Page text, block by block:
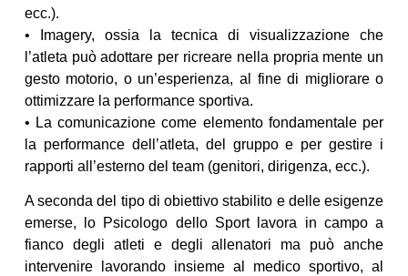
ecc.).
• Imagery, ossia la tecnica di visualizzazione che
l’atleta può adottare per ricreare nella propria mente un
gesto motorio, o un’esperienza, al fine di migliorare o
ottimizzare la performance sportiva.
• La comunicazione come elemento fondamentale per
la performance dell’atleta, del gruppo e per gestire i
rapporti all’esterno del team (genitori, dirigenza, ecc.).
A seconda del tipo di obiettivo stabilito e delle esigenze
emerse, lo Psicologo dello Sport lavora in campo a
fianco degli atleti e degli allenatori ma può anche
intervenire lavorando insieme al medico sportivo, al